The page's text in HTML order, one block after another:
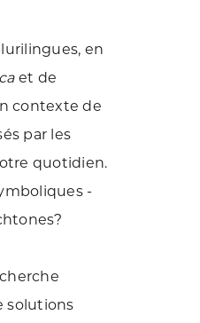
en
et de
contexte de
par les
quotidien.
-
solutions